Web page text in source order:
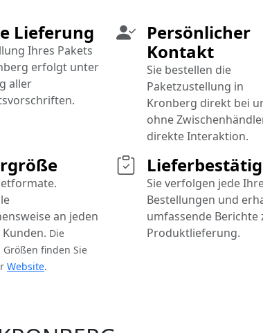
Lieferung
Ihres Pakets
erfolgt unter
aller
Persönlicher
Kontakt
Sie bestellen die
Paketzustellung in
Kronberg direkt bei
ohne
direkte Interaktion.
an jeden
Die
Größen finden Sie
Website.
Sie verfolgen jede
Bestellungen und
umfassende Berichte
Produktlieferung.